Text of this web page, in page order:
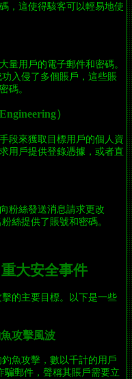
，這使得駭客可以輕易地使
量用戶的電子郵件和密碼。
入侵了多個賬戶，這些賬
碼。
）
段來獲取目標用戶的個人資
用戶提供登錄憑據，或者直
粉絲發送消息請求更改
絲提供了賬號和密碼。
大安全事件
的主要目標。以下是一些
攻擊風波
釣魚攻擊，數以千計的用戶
騙郵件，聲稱其賬戶需要立